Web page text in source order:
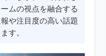
ムの視点を融合する
や注目度の高い話題
す。